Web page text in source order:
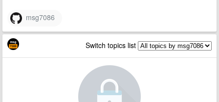
msg7086
Switch topics list